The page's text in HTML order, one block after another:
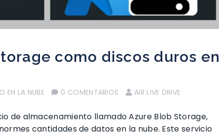
como discos duros en
EN LA NUBE 0 COMENTARIOS AIR LIVE DRIVE
de almacenamiento llamado Azure Blob Storage,
cantidades de datos en la nube. Este servicio